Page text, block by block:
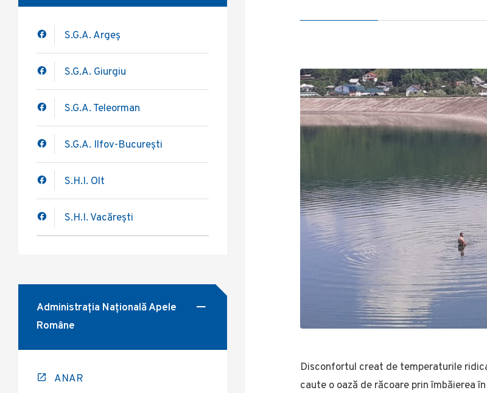
Disconfortul creat de temperaturile
caute o oază de răcoare prin îmbăierea
S.G.A. Argeș
S.G.A. Giurgiu
S.G.A. Teleorman
S.G.A. Ilfov-București
S.H.I. Olt
S.H.I. Vacărești
Administrația Națională Apele
Române
ANAR